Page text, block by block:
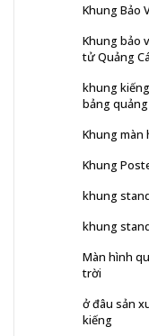
Khung Bảo
Khung bảo
tử Quảng
khung
bảng
Khung màn
Khung
khung
khung
Màn hình
trời
ở đâu sản
kiếng